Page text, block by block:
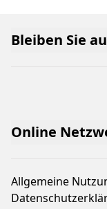
Online
Allgemeine
Bleiben Sie